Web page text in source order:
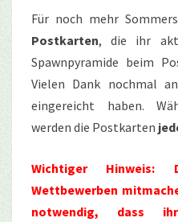
Für noch mehr
Postkarten, die ihr
Spawnpyramide beim
Vielen Dank nochmal
eingereicht haben.
werden die Postkarten
Wichtiger
Wettbewerben
notwendig, dass